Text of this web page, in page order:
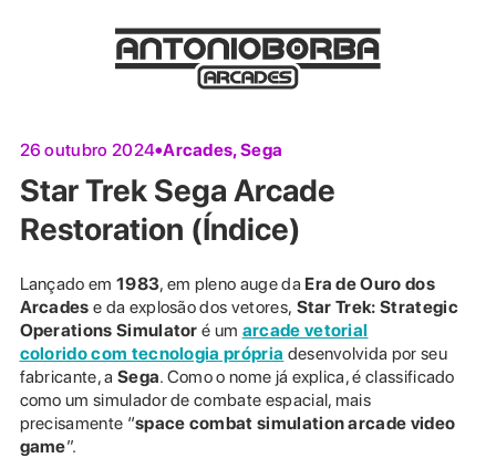
26 outubro 2024 Arcades,Sega
Star Trek Sega Arcade
Restoration (Índice)
Lançado em 1983, em pleno auge da Era de Ouro dos
Arcades e da explosão dos vetores, Star Trek: Strategic
Operations Simulator é um arcade vetorial
coloridocom tecnologia própria desenvolvida por seu
fabricante, a Sega. Como o nome já explica, é classificado
como um simulador de combate espacial, mais
precisamente “space combat simulation arcade video
game”.